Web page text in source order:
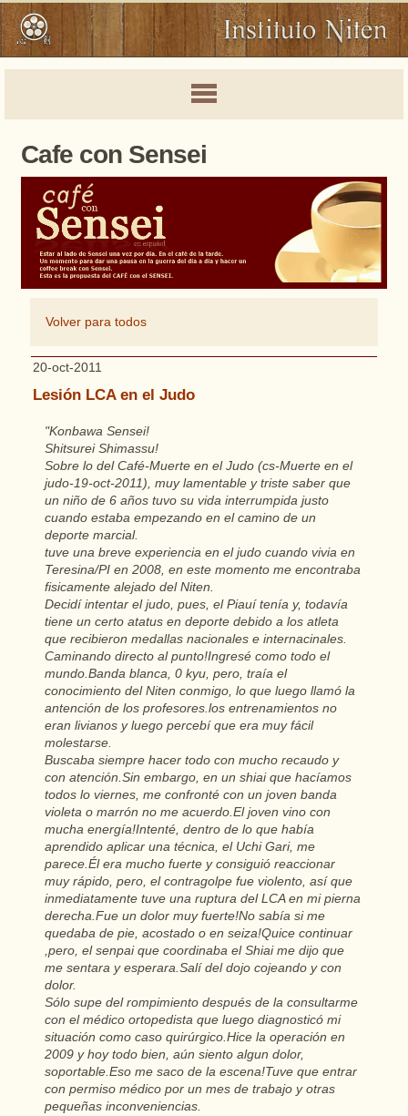
Cafe con Sensei
Volver para todos
20-oct-2011
Lesión LCA en el Judo
"Konbawa Sensei!
Shitsurei Shimassu!
Sobre lodel Café-Muerte en el Judo (cs-Muerte en el
judo-19-oct-2011),muy lamentable y triste saber que
un niño de 6años tuvo su vidainterrumpida justo
cuando estaba empezando en elcamino deun
deporte marcial.
tuve una breveexperiencia en el judocuando viviaen
Teresina/PIen 2008,en este momento meencontraba
fisicamentealejado del Niten.
Decidí intentar el judo, pues, el Piauí tenía y, todavía
tieneun certo atatusen deporte debido a los atleta
que recibieron medallas nacionales e internacinales.
Caminando directo al punto!Ingresé como todo el
mundo.Banda blanca, 0 kyu, pero, traía el
conocimiento del Niten conmigo, lo que luego llamó la
antención de los profesores.los entrenamientos no
eran livianos y luego percebí que era muy fácil
molestarse.
Buscaba siempre hacer todo con mucho recaudo y
con atención.Sin embargo, en un shiai que hacíamos
todos lo viernes, me confronté con un joven banda
violeta o marrón no me acuerdo.El joven vino con
mucha energía!Intenté, dentro de lo que había
aprendido aplicar una técnica, el Uchi Gari, me
parece.Él era mucho fuerte y consiguió reaccionar
muy rápido, pero, el contragolpe fue violento, así que
inmediatamente tuve una ruptura del LCA en mi pierna
derecha.Fue un dolor muy fuerte!No sabía si me
quedaba de pie, acostado o en seiza!Quice continuar
,pero, el senpai que coordinaba el Shiai me dijo que
me sentara y esperara.Salí del dojo cojeando y con
dolor.
Sólo supe del rompimiento después de la consultarme
con el médico ortopedista que luego diagnosticó mi
situación como caso quirúrgico.Hice la operación en
2009 y hoy todo bien, aún siento algun dolor,
soportable.Eso me saco de la escena!Tuve que entrar
con permiso médico por un mes de trabajo y otras
pequeñas inconveniencias.